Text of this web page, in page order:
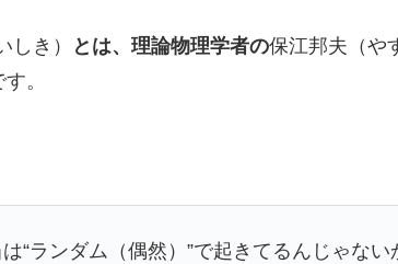
き） とは、理論物理学者の保江邦夫（や
。
“ランダム（偶然）”で起きてるんじゃない